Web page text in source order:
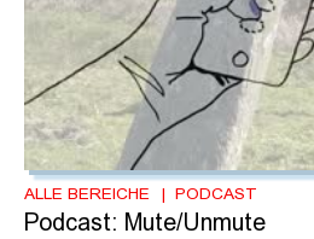
ALLE BEREICHE PODCAST
Podcast: Mute/Unmute